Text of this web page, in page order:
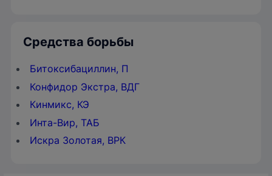
Средства борьбы
Битоксибациллин, П
Конфидор Экстра, ВДГ
Кинмикс, КЭ
Инта-Вир, ТАБ
Искра Золотая, ВРК